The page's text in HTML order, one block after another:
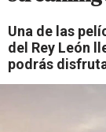
Una de las
del Rey León
podrás